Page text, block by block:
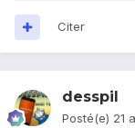
Citer
desspil
Posté(e) 21